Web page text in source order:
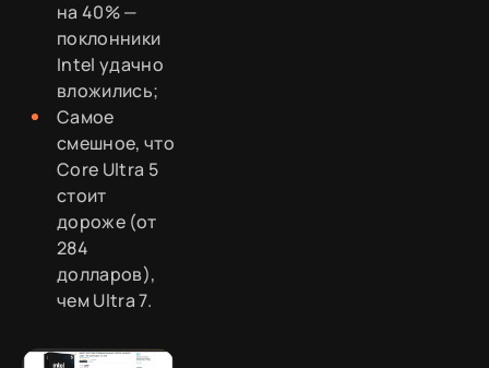
на 40% —
поклонники
Intel удачно
вложились;
Самое
смешное, что
Core Ultra 5
стоит
дороже (от
284
долларов),
чем Ultra 7.